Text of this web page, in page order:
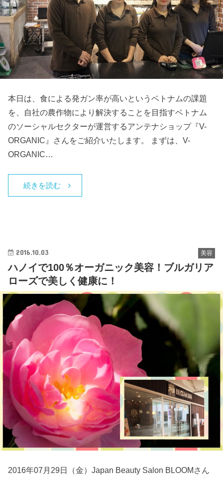
本日は、食による発ガン率が高いというベトナムの課題
を、自社の農作物により解決することを目指すベトナム
のソーシャルセクターが運営するアンテナショップ『V-
ORGANIC』さんをご紹介いたします。 まずは、V-
ORGANIC…
続きを読む
2016.10.03 美容
ハノイで100％オーガニック美容！ブルガリア
ローズで美しく健康に！
2016年07月29日（金）Japan Beauty Salon BLOOMさん